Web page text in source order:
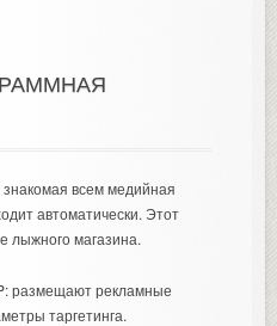
всем медийная
автоматически. Этот
лыжного магазина.
размещают рекламные
таргетинга.